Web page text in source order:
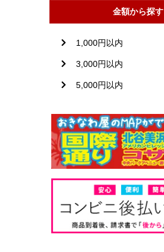
金額から探す
1,000円以内
3,000円以内
5,000円以内